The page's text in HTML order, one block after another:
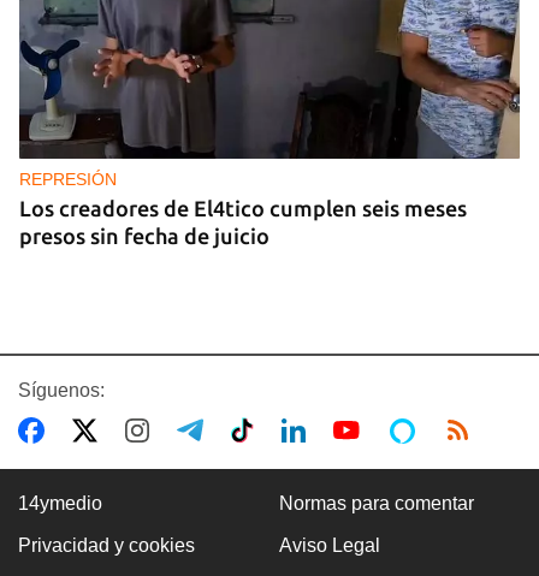
REPRESIÓN
Los creadores de El4tico cumplen seis meses
presos sin fecha de juicio
Síguenos:
14ymedio Normas para comentar
Privacidad y cookies Aviso Legal